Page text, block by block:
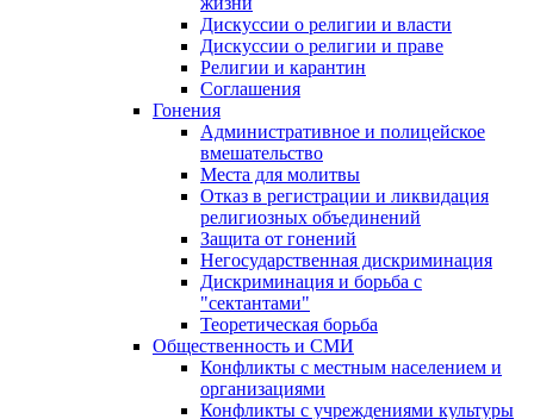
Дискуссии о религии и власти
Дискуссии о религии и праве
Религии и карантин
Соглашения
Гонения
Административное и полицейское
вмешательство
Места для молитвы
Отказ в регистрации и ликвидация
религиозных объединений
Защита от гонений
Негосударственная дискриминация
Дискриминация и борьба с
"сектантами"
Теоретическая борьба
Общественность и СМИ
Конфликты с местным населением и
организациями
Конфликты с учреждениями культуры